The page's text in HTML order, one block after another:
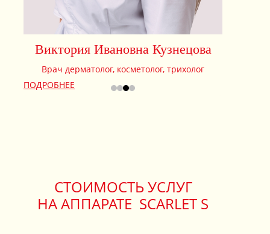
Виктория Ивановна Кузнецова
Врач дерматолог, косметолог, трихолог
ПОДРОБНЕЕ
СТОИМОСТЬ УСЛУГ
НА АППАРАТЕ SCARLET S